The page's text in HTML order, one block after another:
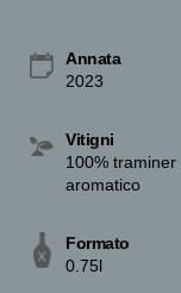
Annata
2023
Vitigni
100% traminer
aromatico
Formato
0.75l